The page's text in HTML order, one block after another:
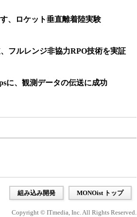
、ロケット垂直離着陸実験
フルレンジ非協力RPO技術を実証
に、観測データの伝送に成功
組み込み開発 MONOist トップ
Copyright © ITmedia, Inc. All Rights Reserved.